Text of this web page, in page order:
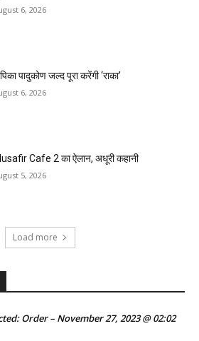
6, 2026
पादुकोण जल्द पूरा करेंगी ‘राका’
6, 2026
Cafe 2 का ऐलान, अधूरी कहानी
5, 2026
Load more
Order – November 27, 2023 @ 02:02